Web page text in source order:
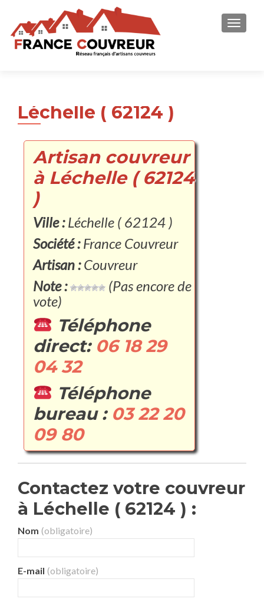
Léchelle ( 62124 )
Artisan couvreur
à Léchelle ( 62124
)
Ville :Léchelle ( 62124 )
Société :France Couvreur
Artisan :Couvreur
Note :
(Pas encore de
vote)
Téléphone
direct: 06 18 29
04 32
Téléphone
bureau : 03 22 20
09 80
Contactez votre couvreur
à Léchelle ( 62124 ) :
Nom (obligatoire)
E-mail (obligatoire)